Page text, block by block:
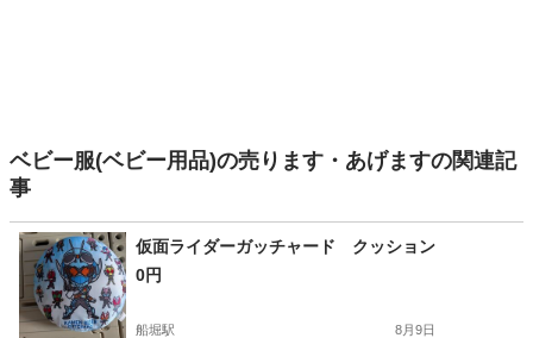
ベビー服(ベビー用品)の売ります・あげますの関連記
事
仮面ライダーガッチャード クッション
0円
船堀駅 8月9日